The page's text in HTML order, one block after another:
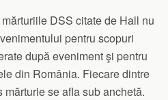
DSS citate de Hall nu
pentru scopuri
după eveniment şi pentru
din România. Fiecare dintre
se afla sub anchetă.